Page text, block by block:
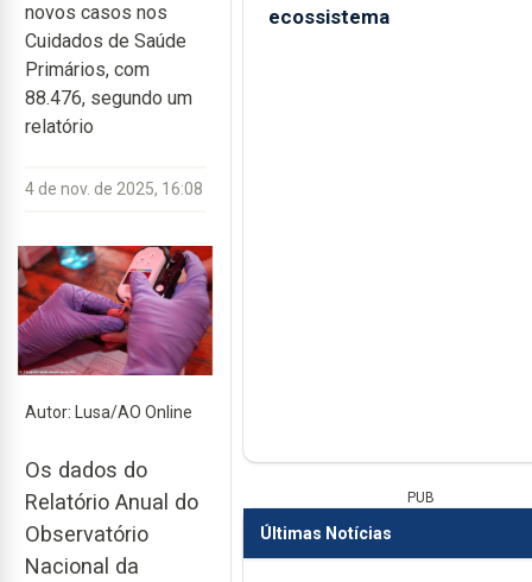
novos casos nos
Cuidados de Saúde
Primários, com
88.476, segundo um
relatório
4 de nov. de 2025, 16:08
Autor: Lusa/AO Online
Os dados do
Relatório Anual do
Observatório
Nacional da
ecossistema
PUB
Últimas Notícias